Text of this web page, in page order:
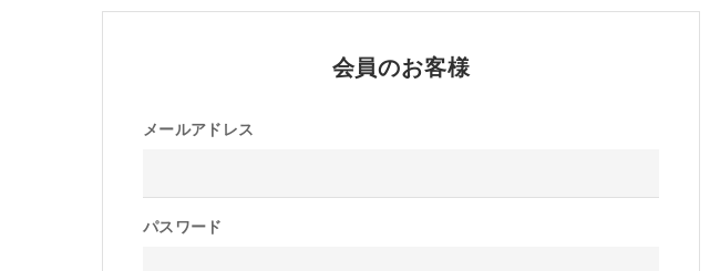
会員のお客様
メールアドレス
パスワード